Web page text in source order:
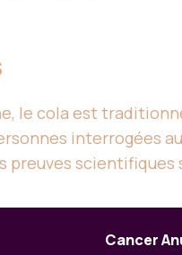
le cola est
interrogées
preuves scientifiques
Cancer